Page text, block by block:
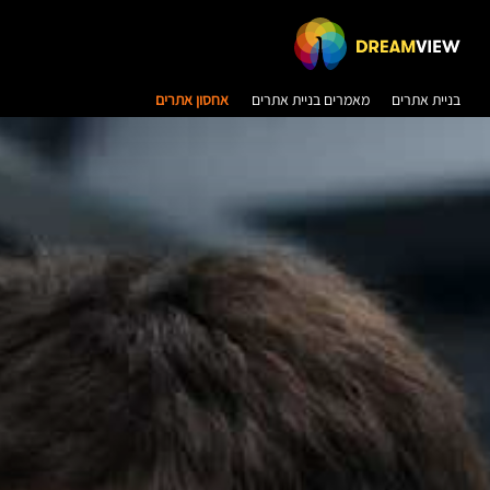
בניית אתרים מאמרים בניית אתרים אחסון אתרים